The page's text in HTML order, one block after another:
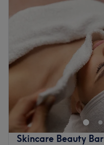
Skincare Beauty Bar